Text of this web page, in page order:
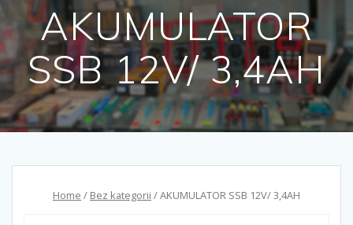
AKUMULATOR
SSB 12V/ 3,4AH
Home / Bez kategorii / AKUMULATOR SSB 12V/ 3,4AH